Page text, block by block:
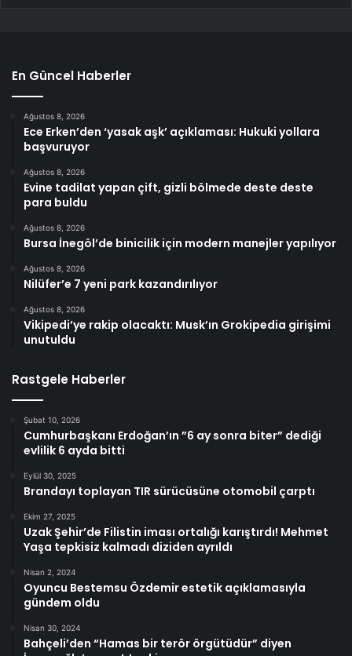
En Güncel Haberler
Ağustos 8, 2026
Ece Erken’den ‘yasak aşk’ açıklaması: Hukuki yollara
başvuruyor
Ağustos 8, 2026
Evine tadilat yapan çift, gizli bölmede deste deste
para buldu
Ağustos 8, 2026
Bursa İnegöl’de binicilik için modern manejler yapılıyor
Ağustos 8, 2026
Nilüfer’e 7 yeni park kazandırılıyor
Ağustos 8, 2026
Vikipedi’ye rakip olacaktı: Musk’ın Grokipedia girişimi
unutuldu
Rastgele Haberler
Şubat 10, 2026
Cumhurbaşkanı Erdoğan’ın ”6 ay sonra biter” dediği
evlilik 6 ayda bitti
Eylül 30, 2025
Brandayı toplayan TIR sürücüsüne otomobil çarptı
Ekim 27, 2025
Uzak Şehir’de Filistin iması ortalığı karıştırdı! Mehmet
Yaşa tepkisiz kalmadı diziden ayrıldı
Nisan 2, 2024
Oyuncu Bestemsu Özdemir estetik açıklamasıyla
gündem oldu
Nisan 30, 2024
Bahçeli’den “Hamas bir terör örgütüdür” diyen